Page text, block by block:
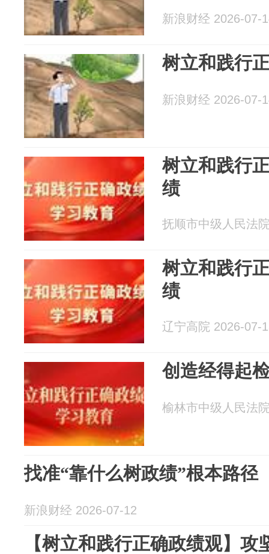
新浪财经 2026-07-
树立和践行
新浪财经 2026-07-
树立和践行
绩
抚顺市中级人民法
树立和践行
绩
辽宁高院 2026-07-
创造经得起
榆林市中级人民法
找准“靠什么树政绩”根本路径
新浪财经 2026-07-12
【树立和践行正确政绩观】攻